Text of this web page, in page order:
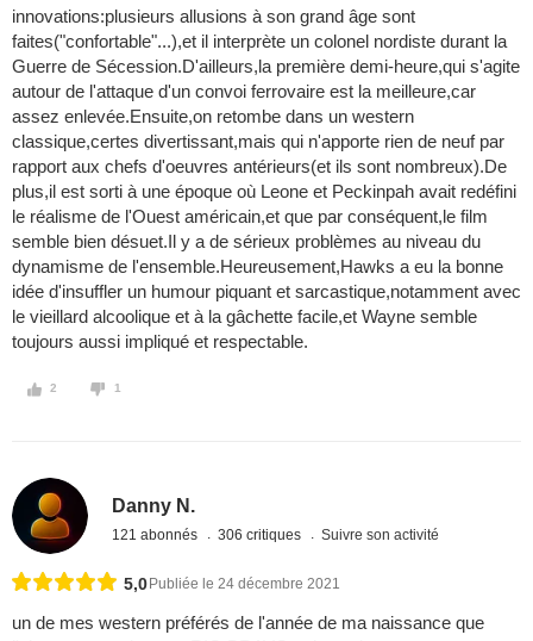
innovations:plusieurs allusions à son grand âge sont
faites("confortable"...),et il interprète un colonel nordiste durant la
Guerre de Sécession.D'ailleurs,la première demi-heure,qui s'agite
autour de l'attaque d'un convoi ferrovaire est la meilleure,car
assez enlevée.Ensuite,on retombe dans un western
classique,certes divertissant,mais qui n'apporte rien de neuf par
rapport aux chefs d'oeuvres antérieurs(et ils sont nombreux).De
plus,il est sorti à une époque où Leone et Peckinpah avait redéfini
le réalisme de l'Ouest américain,et que par conséquent,le film
semble bien désuet.Il y a de sérieux problèmes au niveau du
dynamisme de l'ensemble.Heureusement,Hawks a eu la bonne
idée d'insuffler un humour piquant et sarcastique,notamment avec
le vieillard alcoolique et à la gâchette facile,et Wayne semble
toujours aussi impliqué et respectable.
2 1
Danny N.
121 abonnés 306 critiques Suivre son activité
5,0 Publiée le 24 décembre 2021
un de mes western préférés de l'année de ma naissance que